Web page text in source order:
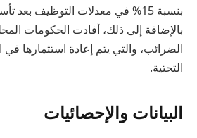
بنسبة 15% في معدلات التوظيف
بالإضافة إلى ذلك، أفادت الحكومات
الضرائب، والتي يتم إعادة استثمارها في
التحتية.
البيانات والإحصائيات